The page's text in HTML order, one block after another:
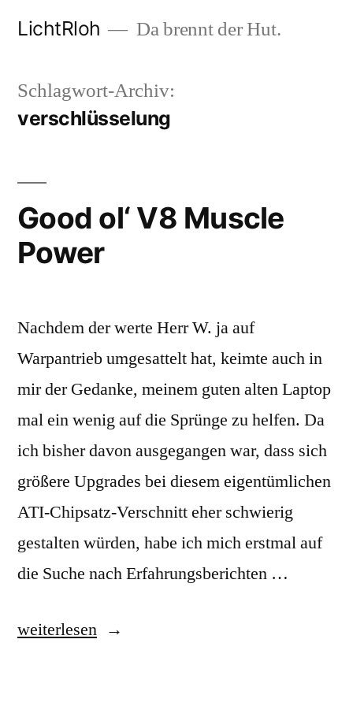
LichtRloh Da brennt der Hut.
Schlagwort-Archiv:
verschlüsselung
Good ol‘ V8 Muscle
Power
Nachdem der werte Herr W. ja auf
Warpantrieb umgesattelt hat, keimte auch in
mir der Gedanke, meinem guten alten Laptop
mal ein wenig auf die Sprünge zu helfen. Da
ich bisher davon ausgegangen war, dass sich
größere Upgrades bei diesem eigentümlichen
ATI-Chipsatz-Verschnitt eher schwierig
gestalten würden, habe ich mich erstmal auf
die Suche nach Erfahrungsberichten …
„Good
weiterlesen